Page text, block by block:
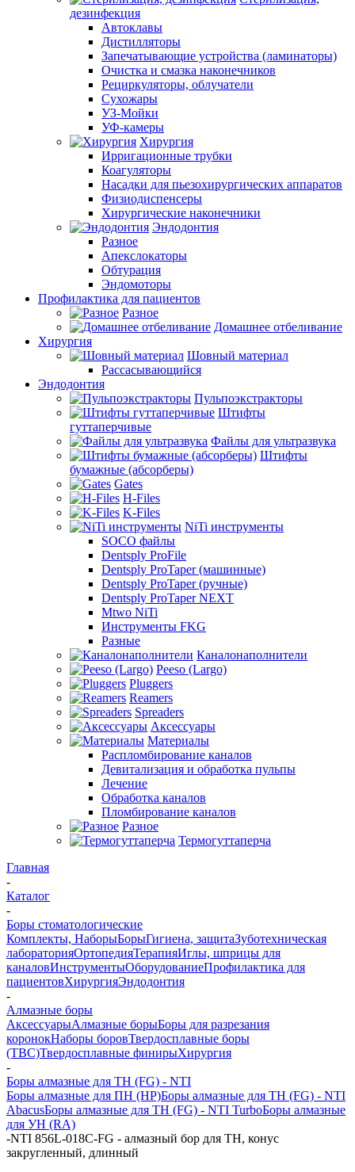
дезинфекция
Автоклавы
Дистилляторы
Запечатывающие устройства (ламинаторы)
Очистка и смазка наконечников
Рециркуляторы, облучатели
Сухожары
УЗ-Мойки
УФ-камеры
Хирургия
Ирригационные трубки
Коагуляторы
Насадки для пьезохирургических аппаратов
Физиодиспенсеры
Хирургические наконечники
Эндодонтия
Разное
Апекслокаторы
Обтурация
Эндомоторы
Профилактика для пациентов
Разное
Домашнее отбеливание
Хирургия
Шовный материал
Рассасывающийся
Эндодонтия
Пульпоэкстракторы
Штифты
гуттаперчивые
Файлы для ультразвука
Штифты
бумажные (абсорберы)
Gates
H-Files
K-Files
NiTi инструменты
SOCO файлы
Dentsply ProFile
Dentsply ProTaper (машинные)
Dentsply ProTaper (ручные)
Dentsply ProTaper NEXT
Mtwo NiTi
Инструменты FKG
Разные
Каналонаполнители
Peeso (Largo)
Pluggers
Reamers
Spreaders
Аксессуары
Материалы
Распломбирование каналов
Девитализация и обработка пульпы
Лечение
Обработка каналов
Пломбирование каналов
Разное
Термогуттаперча
Главная
-
Каталог
-
Боры стоматологические
Комплекты, НаборыБорыГигиена, защитаЗуботехническая
лабораторияОртопедияТерапияИглы, шприцы для
каналовИнструментыОборудованиеПрофилактика для
пациентовХирургияЭндодонтия
-
Алмазные боры
АксессуарыАлмазные борыБоры для разрезания
коронокНаборы боровТвердосплавные боры
(ТВС)Твердосплавные финирыХирургия
-
Боры алмазные для ТН (FG) - NTI
Боры алмазные для ПН (HP)Боры алмазные для ТН (FG) - NTI
AbacusБоры алмазные для ТН (FG) - NTI TurboБоры алмазные
для УН (RA)
-NTI 856L-018C-FG - алмазный бор для ТН, конус
закругленный, длинный